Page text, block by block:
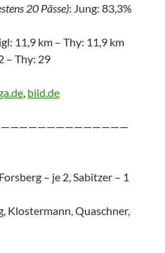
20 Pässe): Jung: 83,3%
11,9 km – Thy: 11,9 km
– Thy: 29
, bild.de
– je 2, Sabitzer – 1
Klostermann, Quaschner,